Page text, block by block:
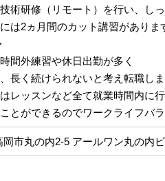
術研修（リモート）を行い、しっ
は2ヵ月間のカット講習がありま
間外練習や休日出勤が多く
長く続けられないと考え転職しま
レッスンなど全て就業時間内に行
とができるのでワークライフバ
市丸の内2-5 アールワン丸の内ビ